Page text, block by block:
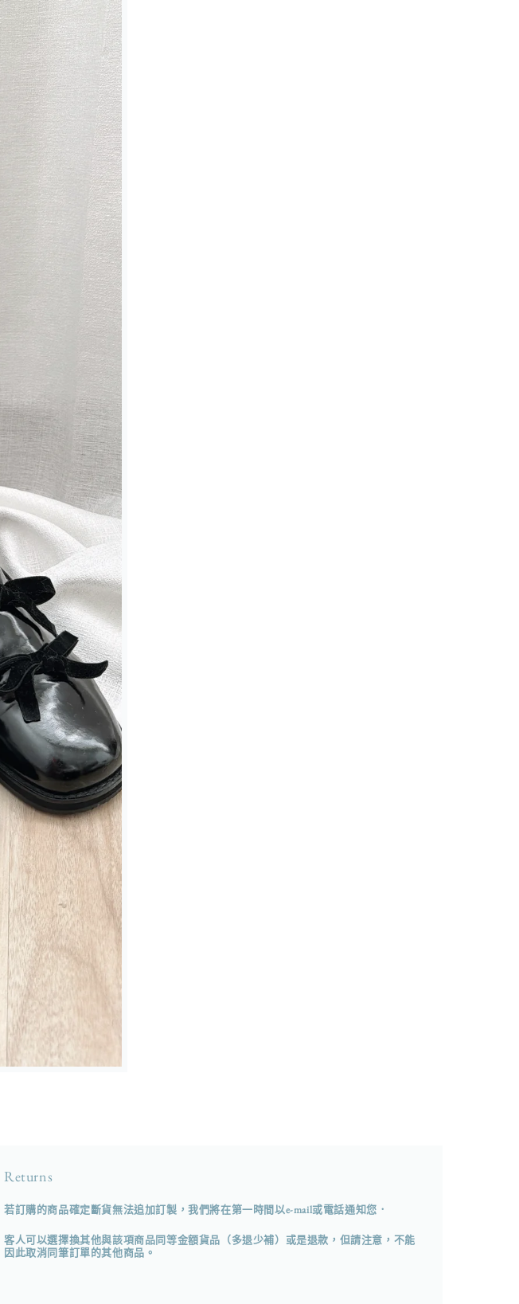
Returns
若訂購的商品確定斷貨無法追加訂製，我們將在第一時間以e-mail或電話通知您．
客人可以選擇換其他與該項商品同等金額貨品（多退少補）或是退款，但請注意，不能
因此取消同筆訂單的其他商品。